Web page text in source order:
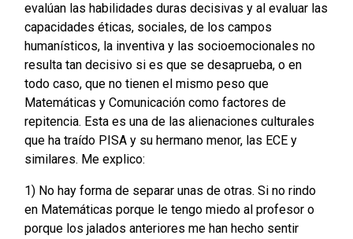
evalúan las habilidades duras decisivas y al evaluar las
capacidades éticas, sociales, de los campos
humanísticos, la inventiva y las socioemocionales no
resulta tan decisivo si es que se desaprueba, o en
todo caso, que no tienen el mismo peso que
Matemáticas y Comunicación como factores de
repitencia. Esta es una de las alienaciones culturales
que ha traído PISA y su hermano menor, las ECE y
similares. Me explico:
1) No hay forma de separar unas de otras. Si no rindo
en Matemáticas porque le tengo miedo al profesor o
porque los jalados anteriores me han hecho sentir